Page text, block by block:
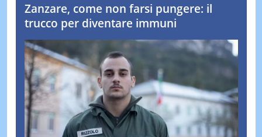
Zanzare, come non farsi pungere: il
trucco per diventare immuni